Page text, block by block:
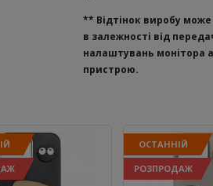
** Відтінок виробу може
в залежності від
налаштувань монітора
пристрою.
ОСТАННІЙ
РОЗПРОДАЖ